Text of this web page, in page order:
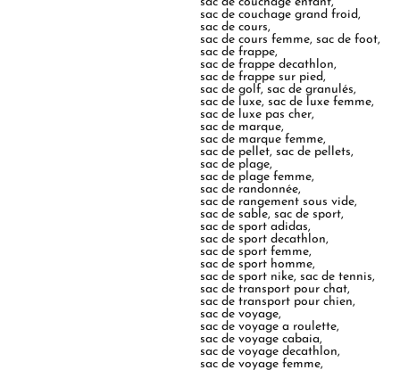
sac de couchage grand froid,
sac de cours,
sac de cours femme,sac de foot,
sac de frappe,
sac de frappe decathlon,
sac de frappe sur pied,
sac de golf,sac de granulés,
sac de luxe,sac de luxe femme,
sac de luxe pas cher,
sac de marque,
sac de marque femme,
sac de pellet,sac de pellets,
sac de plage,
sac de plage femme,
sac de randonnée,
sac de rangement sous vide,
sac de sable,sac de sport,
sac de sport adidas,
sac de sport decathlon,
sac de sport femme,
sac de sport homme,
sac de sport nike,sac de tennis,
sac de transport pour chat,
sac de transport pour chien,
sac de voyage,
sac de voyage a roulette,
sac de voyage cabaia,
sac de voyage decathlon,
sac de voyage femme,